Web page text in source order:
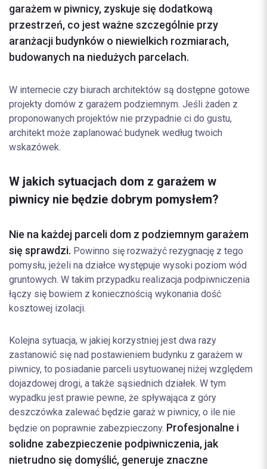
garażem w piwnicy, zyskuje się dodatkową
przestrzeń, co jest ważne szczególnie przy
aranżacji budynków o niewielkich rozmiarach,
budowanych na niedużych parcelach.
W internecie czy biurach architektów są dostępne gotowe
projekty domów z garażem podziemnym. Jeśli żaden z
proponowanych projektów nie przypadnie ci do gustu,
architekt może zaplanować budynek według twoich
wskazówek.
W jakich sytuacjach dom z garażem w
piwnicy nie będzie dobrym pomysłem?
Nie na każdej parceli dom z podziemnym garażem
się sprawdzi. Powinno się rozważyć rezygnację z tego
pomysłu, jeżeli na działce występuje wysoki poziom wód
gruntowych. W takim przypadku realizacja podpiwniczenia
łączy się bowiem z koniecznością wykonania dość
kosztowej izolacji.
Kolejna sytuacja, w jakiej korzystniej jest dwa razy
zastanowić się nad postawieniem budynku z garażem w
piwnicy, to posiadanie parceli usytuowanej niżej względem
dojazdowej drogi, a także sąsiednich działek. W tym
wypadku jest prawie pewne, że spływająca z góry
deszczówka zalewać będzie garaż w piwnicy, o ile nie
będzie on poprawnie zabezpieczony. Profesjonalne i
solidne zabezpieczenie podpiwniczenia, jak
nietrudno się domyślić, generuje znaczne